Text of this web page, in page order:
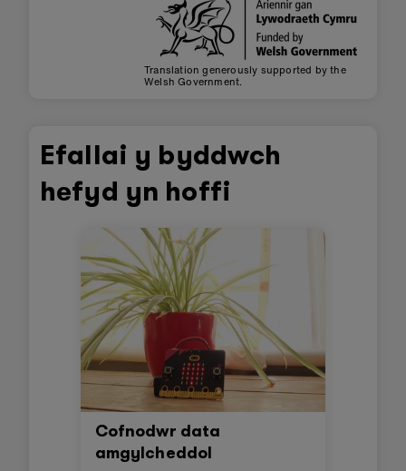
Translation generously supported by the
Welsh Government.
Efallai y byddwch
hefyd yn hoffi
Cofnodwr data
amgylcheddol